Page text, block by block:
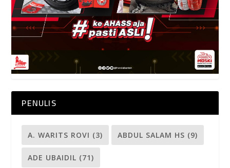
PENULIS
A. WARITS ROVI (3) ABDUL SALAM HS (9)
ADE UBAIDIL (71)